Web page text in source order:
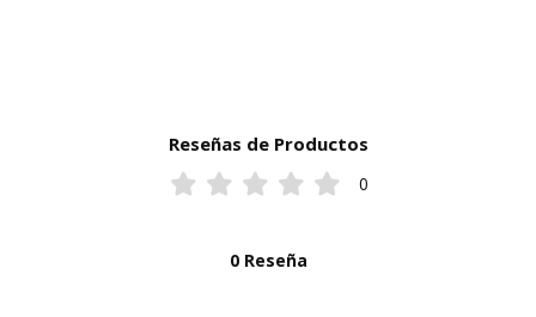
Reseñas de Productos
0
0 Reseña